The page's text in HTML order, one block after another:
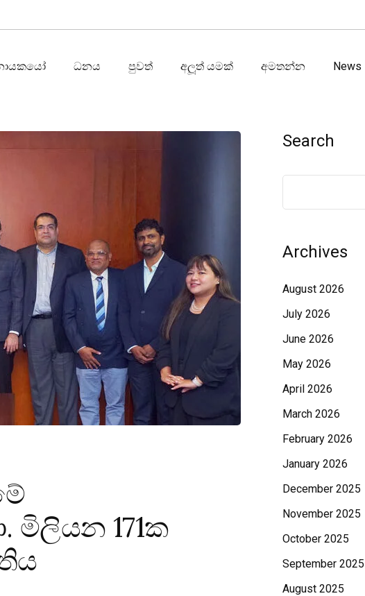
ධනය පුවත් අලූත් යමක් අමතන්න News
171ක
Search
Archives
August 2026
July 2026
June 2026
May 2026
April 2026
March 2026
February 2026
January 2026
December 2025
November 2025
October 2025
September 2025
August 2025